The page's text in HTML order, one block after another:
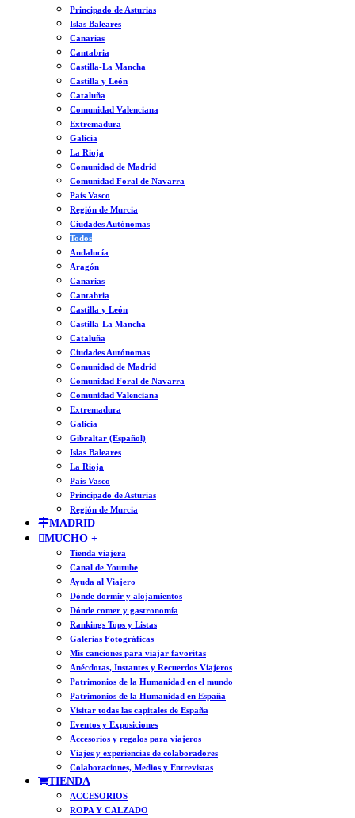
Principado de Asturias
Islas Baleares
Canarias
Cantabria
Castilla-La Mancha
Castilla y León
Cataluña
Comunidad Valenciana
Extremadura
Galicia
La Rioja
Comunidad de Madrid
Comunidad Foral de Navarra
País Vasco
Región de Murcia
Ciudades Autónomas
Todos
Andalucía
Aragón
Canarias
Cantabria
Castilla y León
Castilla-La Mancha
Cataluña
Ciudades Autónomas
Comunidad de Madrid
Comunidad Foral de Navarra
Comunidad Valenciana
Extremadura
Galicia
Gibraltar (Español)
Islas Baleares
La Rioja
País Vasco
Principado de Asturias
Región de Murcia
MADRID
MUCHO +
Tienda viajera
Canal de Youtube
Ayuda al Viajero
Dónde dormir y alojamientos
Dónde comer y gastronomía
Rankings Tops y Listas
Galerías Fotográficas
Mis canciones para viajar favoritas
Anécdotas, Instantes y Recuerdos Viajeros
Patrimonios de la Humanidad en el mundo
Patrimonios de la Humanidad en España
Visitar todas las capitales de España
Eventos y Exposiciones
Accesorios y regalos para viajeros
Viajes y experiencias de colaboradores
Colaboraciones, Medios y Entrevistas
TIENDA
ACCESORIOS
ROPA Y CALZADO